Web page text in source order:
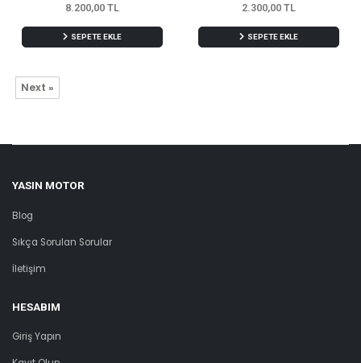
8.200,00 TL
SEPETE EKLE
2.300,00 TL
SEPETE EKLE
Next »
YASIN MOTOR
Blog
Sıkça Sorulan Sorular
İletişim
HESABIM
Giriş Yapın